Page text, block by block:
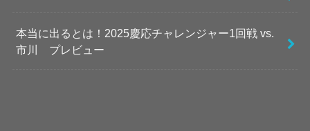
本当に出るとは！2025慶応チャレンジャー1回戦 vs.
市川 プレビュー